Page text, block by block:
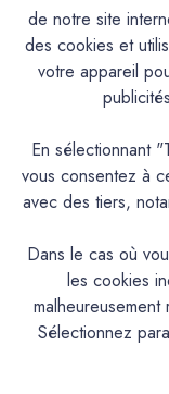
Mercadier
Peinture
Spéciale - Satin à
Couleur
de notre site
des cookies et
votre appareil
En sélectionnant
vous consentez à
avec des tiers,
Dans le cas où
les cookies
Sélectionnez